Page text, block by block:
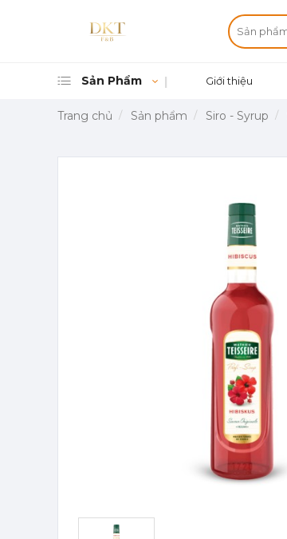
Sản Phẩm Giới thiệu
Trang chủ Sản phẩm Siro - Syrup